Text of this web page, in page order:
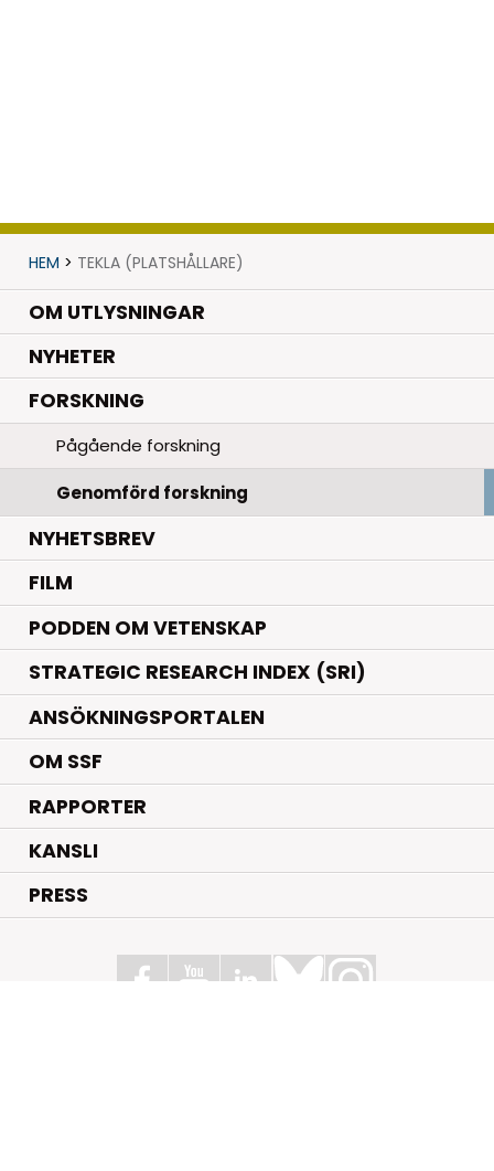
HEM > TEKLA (PLATSHÅLLARE)
OM UTLYSNINGAR
NYHETER.
FORSKNING.
Pågående forskning
Genomförd forskning
NYHETSBREV
FILM
PODDEN OM VETENSKAP
STRATEGIC RESEARCH INDEX (SRI)
ANSÖKNINGSPORTALEN
OM SSF
RAPPORTER
KANSLI
PRESS